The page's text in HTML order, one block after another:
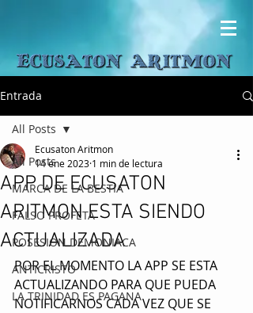
Entrada
All Posts
MARCA DE LA BESTIA
FALSO PROFETA
POSESION DEMONIACA
ANTICRISTO
LA TRINIDAD ES PAGANA
All Posts
APP DE ECUSATON
ARITMON ESTA SIENDO
ACTUALIZADA
Ecusaton Aritmon
14 ene 2023 1 min de lectura
POR EL MOMENTO LA APP SE ESTA
ACTUALIZANDO PARA QUE PUEDA
NOTIFICARNOS CADA VEZ QUE SE